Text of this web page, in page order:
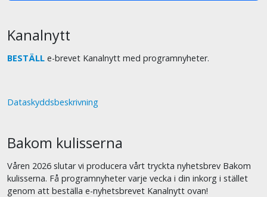
Kanalnytt
BESTÄLL e-brevet Kanalnytt med programnyheter.
Dataskyddsbeskrivning
Bakom kulisserna
Våren 2026 slutar vi producera vårt tryckta nyhetsbrev Bakom
kulisserna. Få programnyheter varje vecka i din inkorg i stället
genom att beställa e-nyhetsbrevet Kanalnytt ovan!